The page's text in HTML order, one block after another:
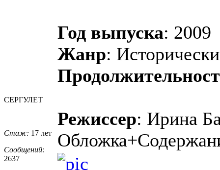
СЕРГУЛЕТ
Стаж: 17 лет
Сообщений:
2637
Год выпуска: 2009
Жанр:
Режиссер: Ирина